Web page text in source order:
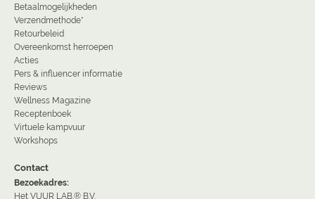
Betaalmogelijkheden
Verzendmethode*
Retourbeleid
Overeenkomst herroepen
Acties
Pers & influencer informatie
Reviews
Wellness Magazine
Receptenboek
Virtuele kampvuur
Workshops
Contact
Bezoekadres:
Het VUUR LAB.® B.V.